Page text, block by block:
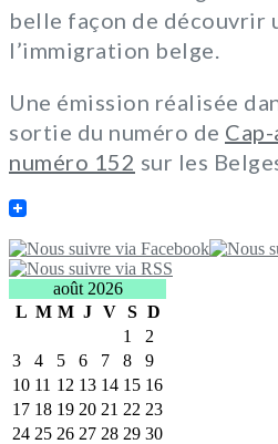
belle façon de découvrir
l’immigration belge.
Une émission réalisée
sortie du numéro de
numéro 152 sur les
août 2026
L M M J V S D
1
2
3
4 5 6 7 8
9
10 11 12 13 14 15 16
17 18 19 20 21 22 23
24 25 26 27 28 29 30